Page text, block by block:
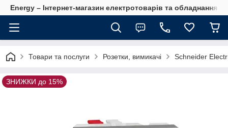
Energy – Інтернет-магазин електротоварів та обладнання
Товари та послуги Розетки, вимикачі Schneider
ЗНИЖКИ до 15%